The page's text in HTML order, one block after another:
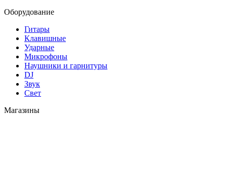
Оборудование
Гитары
Клавишные
Ударные
Микрофоны
Наушники и гарнитуры
DJ
Звук
Свет
Магазины